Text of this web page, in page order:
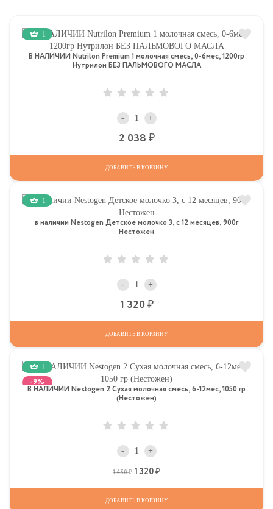
1
В НАЛИЧИИ Nutrilon Premium 1 молочная смесь, 0-6мес, 1200гр
Нутрилон БЕЗ ПАЛЬМОВОГО МАСЛА
- +
2 038
ДОБАВИТЬ В КОРЗИНУ
1
в наличии Nestogen Детское молочко 3, c 12 месяцев, 900г
Нестожен
- +
1 320
ДОБАВИТЬ В КОРЗИНУ
1
-9%
В НАЛИЧИИ Nestogen 2 Сухая молочная смесь, 6-12мес, 1050 гр
(Нестожен)
- +
1 450 Р 1 320 Р
ДОБАВИТЬ В КОРЗИНУ